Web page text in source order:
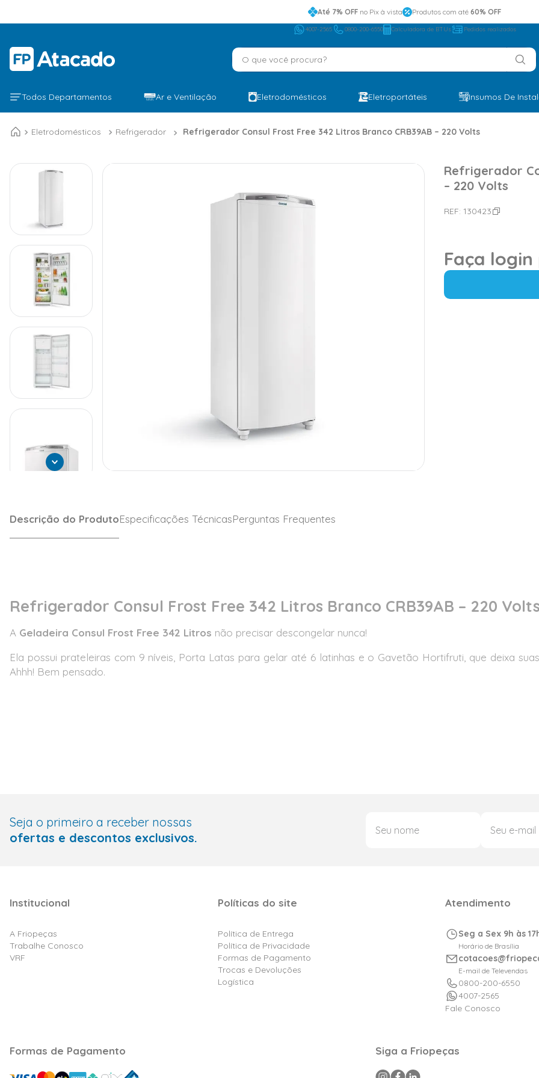
Até 7% OFFno Pix à vista Produtos com até 60% OFF
4007-2565 0800-200-6550 Calculadora de BTUs Pedidos realizados
O que você procura?
Todos Departamentos Ar e Ventilação Eletrodomésticos Eletroportáteis Insumos De
Eletrodomésticos Refrigerador Refrigerador Consul Frost Free 342 Litros Branco CRB39AB – 220 Volts
Refrigerador
– 220 Volts
REF: 130423
Faça
Descrição do ProdutoEspecificações TécnicasPerguntas Frequentes
Refrigerador Consul Frost Free 342 Litros Branco CRB39AB – 220 Volts
A Geladeira Consul Frost Free 342 Litros não precisar descongelar nunca!
Ela possui prateleiras com 9 níveis, Porta Latas para gelar até 6 latinhas e o Gavetão Hortifruti, que deixa
Ahhh! Bem pensado.
Seja o primeiro a receber nossas
ofertas e descontos exclusivos.
Institucional
A Friopeças
Trabalhe Conosco
VRF
Políticas do site
Política de Entrega
Política de Privacidade
Formas de Pagamento
Trocas e Devoluções
Logística
Atendimento
Seg a Sex 9h às
Horário de Brasília
E-mail de Televendas
0800-200-6550
4007-2565
Fale Conosco
Formas de Pagamento Siga a Friopeças